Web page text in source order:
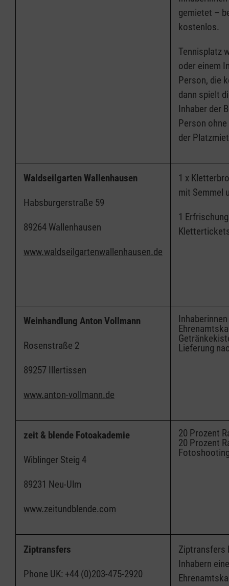
gemietet –
kostenlos.
Tennisplatz
oder einem
Person, die
dann spielt
Inhaber der
Person
der
Waldseilgarten Wallenhausen
Habsburgerstraße 59
89264 Wallenhausen
www.waldseilgartenwallenhausen.de
1 x
mit Semmel
1
Weinhandlung Anton Vollmann
Rosenstraße 2
89257 Illertissen
www.anton-vollmann.de
Lieferung
zeit & blende Fotoakademie
Wiblinger Steig 4
89231 Neu-Ulm
www.zeitundblende.com
20 Prozent
20 Prozent
Ziptransfers
Phone UK: +44 (0)203-475-2920
Ziptransfers
Inhabern